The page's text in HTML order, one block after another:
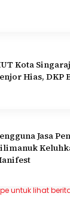
Kota
Hias, DKP
Jasa
untuk lihat